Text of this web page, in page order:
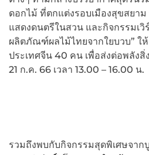
ดอกไม้ ที่ตกแต่งรอบเมืองสุขสยา
แสดงดนตรีในสวน และกิจกรรมเ
ผลิตภัณฑ์ผลไม้ไทยจากใยบวบ” ใ
ประเทศจีน 40 คน เพื่อส่งต่อพลัง
21 ก.ค. 66 เวลา 13.00 – 16.00 น.
รวมถึงพบกับกิจกรรมสุดพิเศษจา